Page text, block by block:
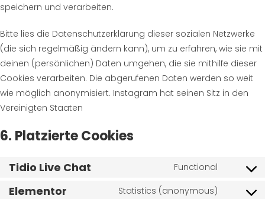
speichern und verarbeiten.
Bitte lies die Datenschutzerklärung dieser sozialen Netzwerke
(die sich regelmäßig ändern kann), um zu erfahren, wie sie mit
deinen (persönlichen) Daten umgehen, die sie mithilfe dieser
Cookies verarbeiten. Die abgerufenen Daten werden so weit
wie möglich anonymisiert. Instagram hat seinen Sitz in den
Vereinigten Staaten
6. Platzierte Cookies
Tidio Live Chat Functional
Elementor Statistics (anonymous)